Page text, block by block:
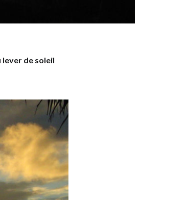
lever de soleil